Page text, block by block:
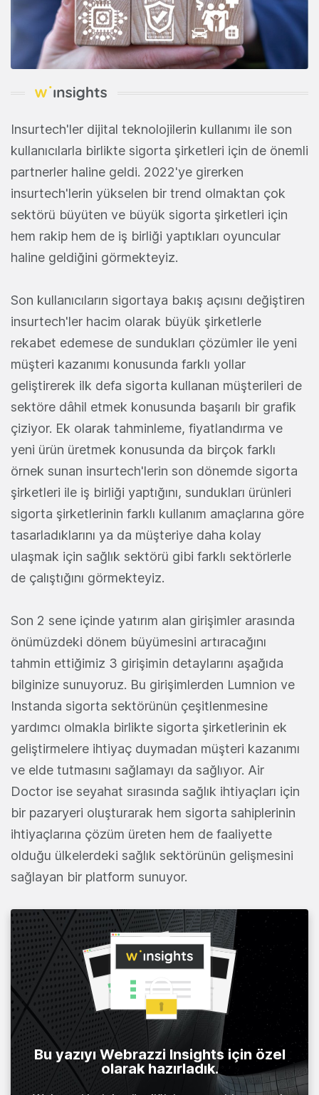
Insurtech'ler dijital teknolojilerin kullanımı ile son
kullanıcılarla birlikte sigorta şirketleri için de önemli
partnerler haline geldi. 2022'ye girerken
insurtech'lerin yükselen bir trend olmaktan çok
sektörü büyüten ve büyük sigorta şirketleri için
hem rakip hem de iş birliği yaptıkları oyuncular
haline geldiğini görmekteyiz.
Son kullanıcıların sigortaya bakış açısını değiştiren
insurtech'ler hacim olarak büyük şirketlerle
rekabet edemese de sundukları çözümler ile yeni
müşteri kazanımı konusunda farklı yollar
geliştirerek ilk defa sigorta kullanan müşterileri de
sektöre dâhil etmek konusunda başarılı bir grafik
çiziyor. Ek olarak tahminleme, fiyatlandırma ve
yeni ürün üretmek konusunda da birçok farklı
örnek sunan insurtech'lerin son dönemde sigorta
şirketleri ile iş birliği yaptığını, sundukları ürünleri
sigorta şirketlerinin farklı kullanım amaçlarına göre
tasarladıklarını ya da müşteriye daha kolay
ulaşmak için sağlık sektörü gibi farklı sektörlerle
de çalıştığını görmekteyiz.
Son 2 sene içinde yatırım alan girişimler arasında
önümüzdeki dönem büyümesini artıracağını
tahmin ettiğimiz 3 girişimin detaylarını aşağıda
bilginize sunuyoruz. Bu girişimlerden Lumnion ve
Instanda sigorta sektörünün çeşitlenmesine
yardımcı olmakla birlikte sigorta şirketlerinin ek
geliştirmelere ihtiyaç duymadan müşteri kazanımı
ve elde tutmasını sağlamayı da sağlıyor. Air
Doctor ise seyahat sırasında sağlık ihtiyaçları için
bir pazaryeri oluşturarak hem sigorta sahiplerinin
ihtiyaçlarına çözüm üreten hem de faaliyette
olduğu ülkelerdeki sağlık sektörünün gelişmesini
sağlayan bir platform sunuyor.
Bu yazıyı Webrazzi Insights için özel
olarak hazırladık.